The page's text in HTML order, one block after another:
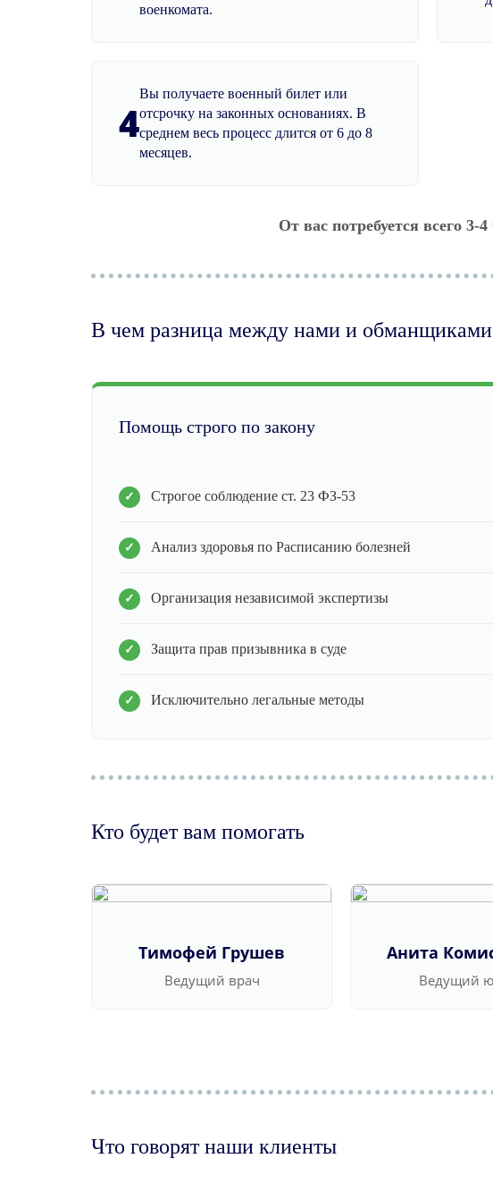
военкомата.
4
Вы получаете военный билет или
отсрочку на законных основаниях. В
среднем весь процесс длится от 6 до 8
месяцев.
От вас потребуется всего
В чем разница между нами и обманщиками
Помощь строго по закону
Строгое соблюдение ст. 23 ФЗ-53
Анализ здоровья по Расписанию болезней
Организация независимой экспертизы
Защита прав призывника в суде
Исключительно легальные методы
Кто будет вам помогать
Тимофей Грушев
Ведущий врач
Анита
Ведущий
Что говорят наши клиенты